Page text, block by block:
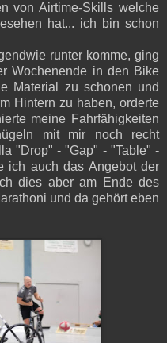
von Airtime-Skills welche
hat... ich bin schon
runter komme, ging
Wochenende in den Bike
Material zu schonen und
Hintern zu haben, orderte
meine Fahrfähigkeiten
mit mir noch recht
"Drop" - "Gap" - "Table" -
ich auch das Angebot der
dies aber am Ende des
und da gehört eben